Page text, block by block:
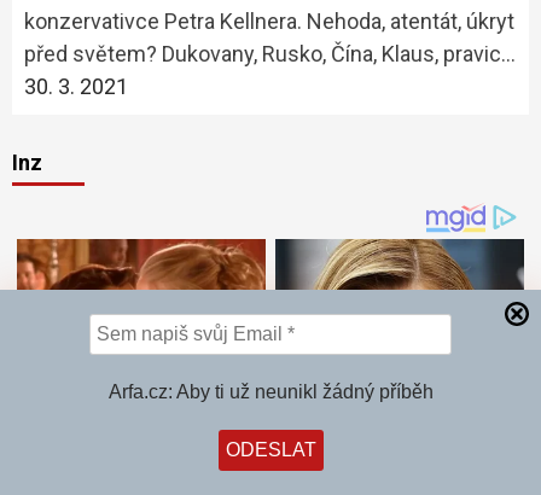
Arfa.cz: Aby ti už neunikl žádný příběh
konzervativce Petra Kellnera. Nehoda, atentát, úkryt
před světem? Dukovany, Rusko, Čína, Klaus, pravic…
30. 3. 2021
Inz